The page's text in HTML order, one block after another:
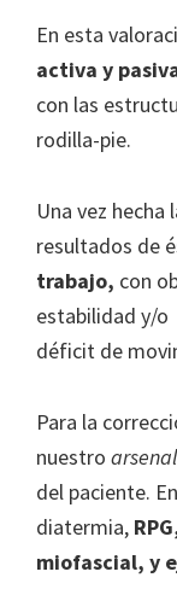
En esta
activa y
con las
rodilla-pie.
Una vez hecha
resultados de
trabajo, con
estabilidad y/
déficit de
Para la
nuestro arsenal
del paciente.
diatermia,
miofascial, y